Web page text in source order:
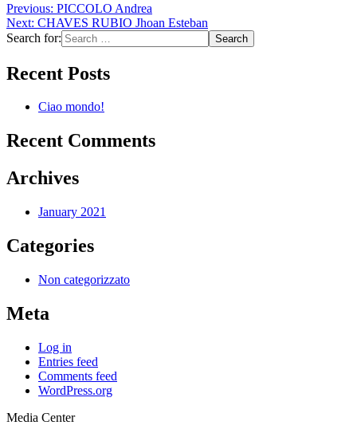
Previous: PICCOLO Andrea
Next: CHAVES RUBIO Jhoan Esteban
Search for:
Recent Posts
Ciao mondo!
Recent Comments
Archives
January 2021
Categories
Non categorizzato
Meta
Log in
Entries feed
Comments feed
WordPress.org
Media Center